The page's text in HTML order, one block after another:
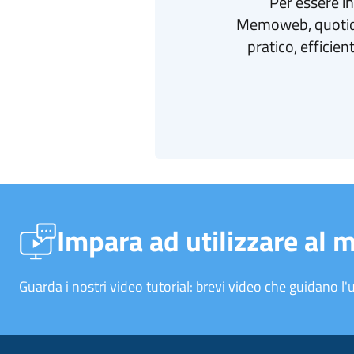
Memoweb,
pratico,
Impara ad utilizzare al
Guarda i nostri video tutorial: brevi video che guidano